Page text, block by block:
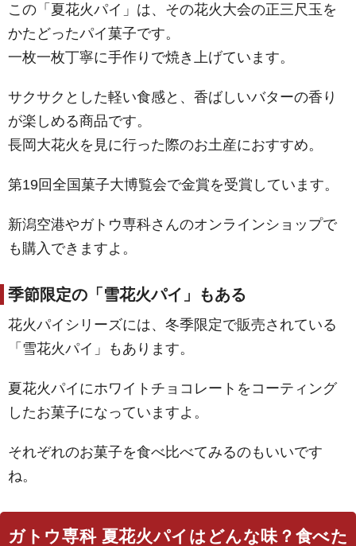
この「夏花火パイ」は、その花火大会の正三尺玉を
かたどったパイ菓子です。
一枚一枚丁寧に手作りで焼き上げています。
サクサクとした軽い食感と、香ばしいバターの香り
が楽しめる商品です。
長岡大花火を見に行った際のお土産におすすめ。
第19回全国菓子大博覧会で金賞を受賞しています。
新潟空港やガトウ専科さんのオンラインショップで
も購入できますよ。
季節限定の「雪花火パイ」もある
花火パイシリーズには、冬季限定で販売されている
「雪花火パイ」もあります。
夏花火パイにホワイトチョコレートをコーティング
したお菓子になっていますよ。
それぞれのお菓子を食べ比べてみるのもいいです
ね。
ガトウ専科 夏花火パイはどんな味？食べた